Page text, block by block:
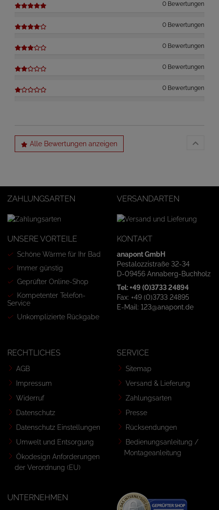
0 Bewertungen
0 Bewertungen
0 Bewertungen
0 Bewertungen
0 Bewertungen
Alle Bewertungen anzeigen
ZAHLUNGSARTEN VERSANDARTEN
UNSERE VORTEILE
Schöne Wärme für Ihr Bad
Immer günstig
Geprüfter Online-Shop
Kompetenter Telefon-
Service
Unkomplizierte Rückgabe
KONTAKT
anapont GmbH
Pestalozzistraße 32-34
D-09456 Annaberg-Buchholz
Tel: +49 (0)3733 24894
Fax: +49 (0)3733 24895
E-Mail: 123@anapont.de
RECHTLICHES
AGB
Impressum
Widerruf
Datenschutz
Datenschutz Einstellungen
Umwelt und Entsorgung
Ökodesign Anforderungen
der Verordnung (EU)
SERVICE
Sitemap
Versand & Lieferung
Zahlungsarten
Presse
Rücksendungen
Bedienungsanleitung /
Montageanleitung
UNTERNEHMEN